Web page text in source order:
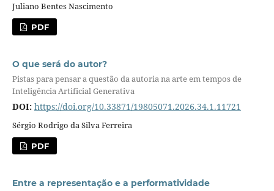
Juliano Bentes Nascimento
PDF
O que será do autor?
Pistas para pensar a questão da autoria na arte em tempos de
Inteligência Artificial Generativa
DOI: https://doi.org/10.33871/19805071.2026.34.1.11721
Sérgio Rodrigo da Silva Ferreira
PDF
Entre a representação e a performatividade